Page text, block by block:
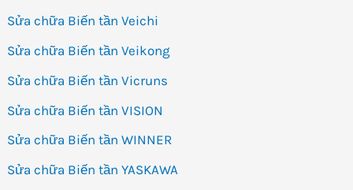
Sửa chữa Biến tần Veichi
Sửa chữa Biến tần Veikong
Sửa chữa Biến tần Vicruns
Sửa chữa Biến tần VISION
Sửa chữa Biến tần WINNER
Sửa chữa Biến tần YASKAWA